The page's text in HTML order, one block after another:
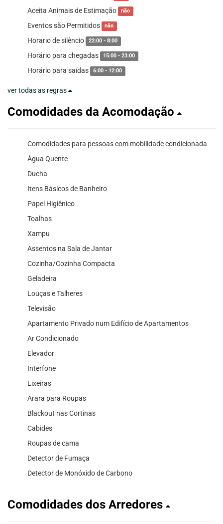
Aceita Animais de Estimação não
Eventos são Permitidos não
Horario de silêncio 22:00 - 8:00
Horário para chegadas 15:00 - 23:00
Horário para saídas 6:00 - 12:00
ver todas as regras
Comodidades da Acomodação
Comodidades para pessoas com mobilidade condicionada
Água Quente
Ducha
Itens Básicos de Banheiro
Papel Higiênico
Toalhas
Xampu
Assentos na Sala de Jantar
Cozinha/Cozinha Compacta
Geladeira
Louças e Talheres
Televisão
Apartamento Privado num Edifício de Apartamentos
Ar Condicionado
Elevador
Interfone
Lixeiras
Arara para Roupas
Blackout nas Cortinas
Cabides
Roupas de cama
Detector de Fumaça
Detector de Monóxido de Carbono
Comodidades dos Arredores